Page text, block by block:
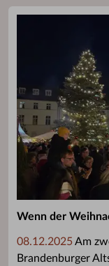
Wenn der
08.12.2025Am
Brandenburger